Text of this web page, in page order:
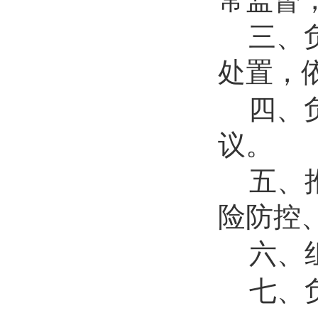
三、
处置，
四、
议。
五、
险防控
六、
七、